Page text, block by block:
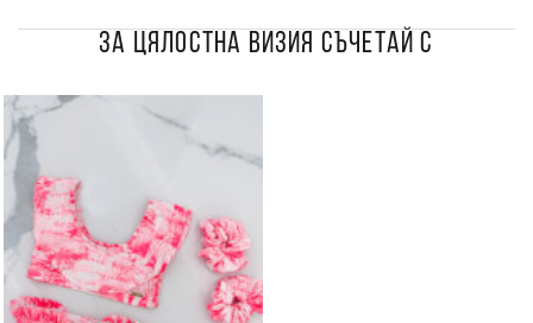
ЗА ЦЯЛОСТНА ВИЗИЯ СЪЧЕТАЙ С